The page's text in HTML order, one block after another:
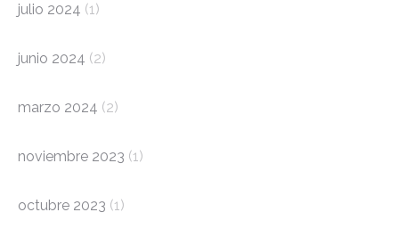
julio 2024 (1)
junio 2024 (2)
marzo 2024 (2)
noviembre 2023 (1)
octubre 2023 (1)